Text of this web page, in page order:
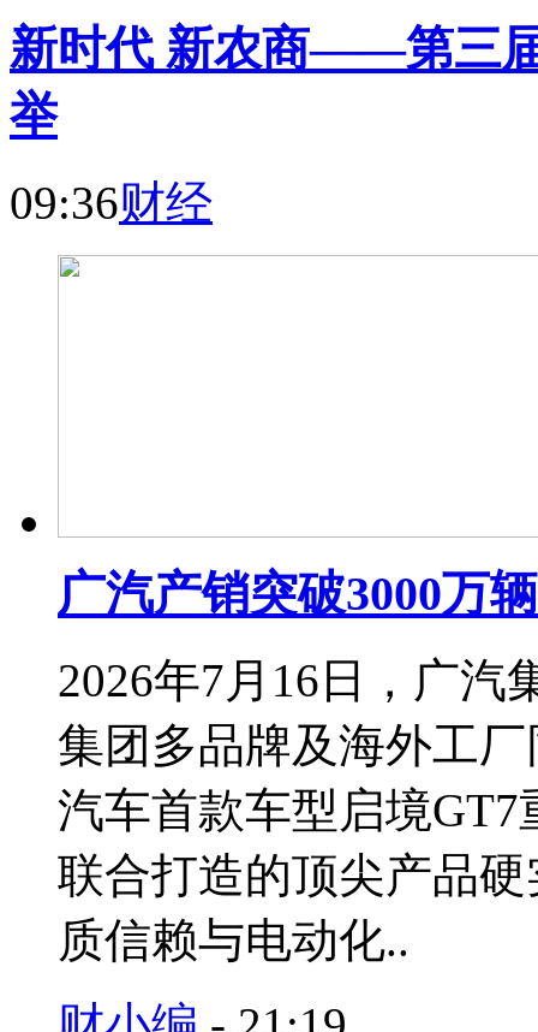
新时代 新农商——第三
举
09:36财经
广汽产销突破3000万
2026年7月16日，广汽
集团多品牌及海外工
汽车首款车型启境
联合打造的顶尖产品
质信赖与电动化..